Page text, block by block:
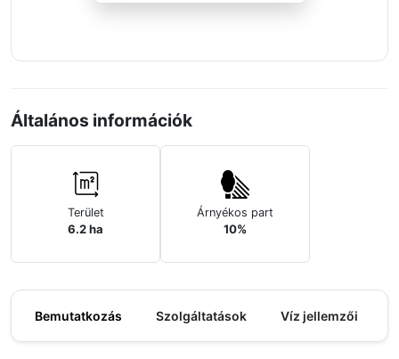
Általános információk
Terület
6.2 ha
Árnyékos part
10%
Bemutatkozás Szolgáltatások Víz jellemzői